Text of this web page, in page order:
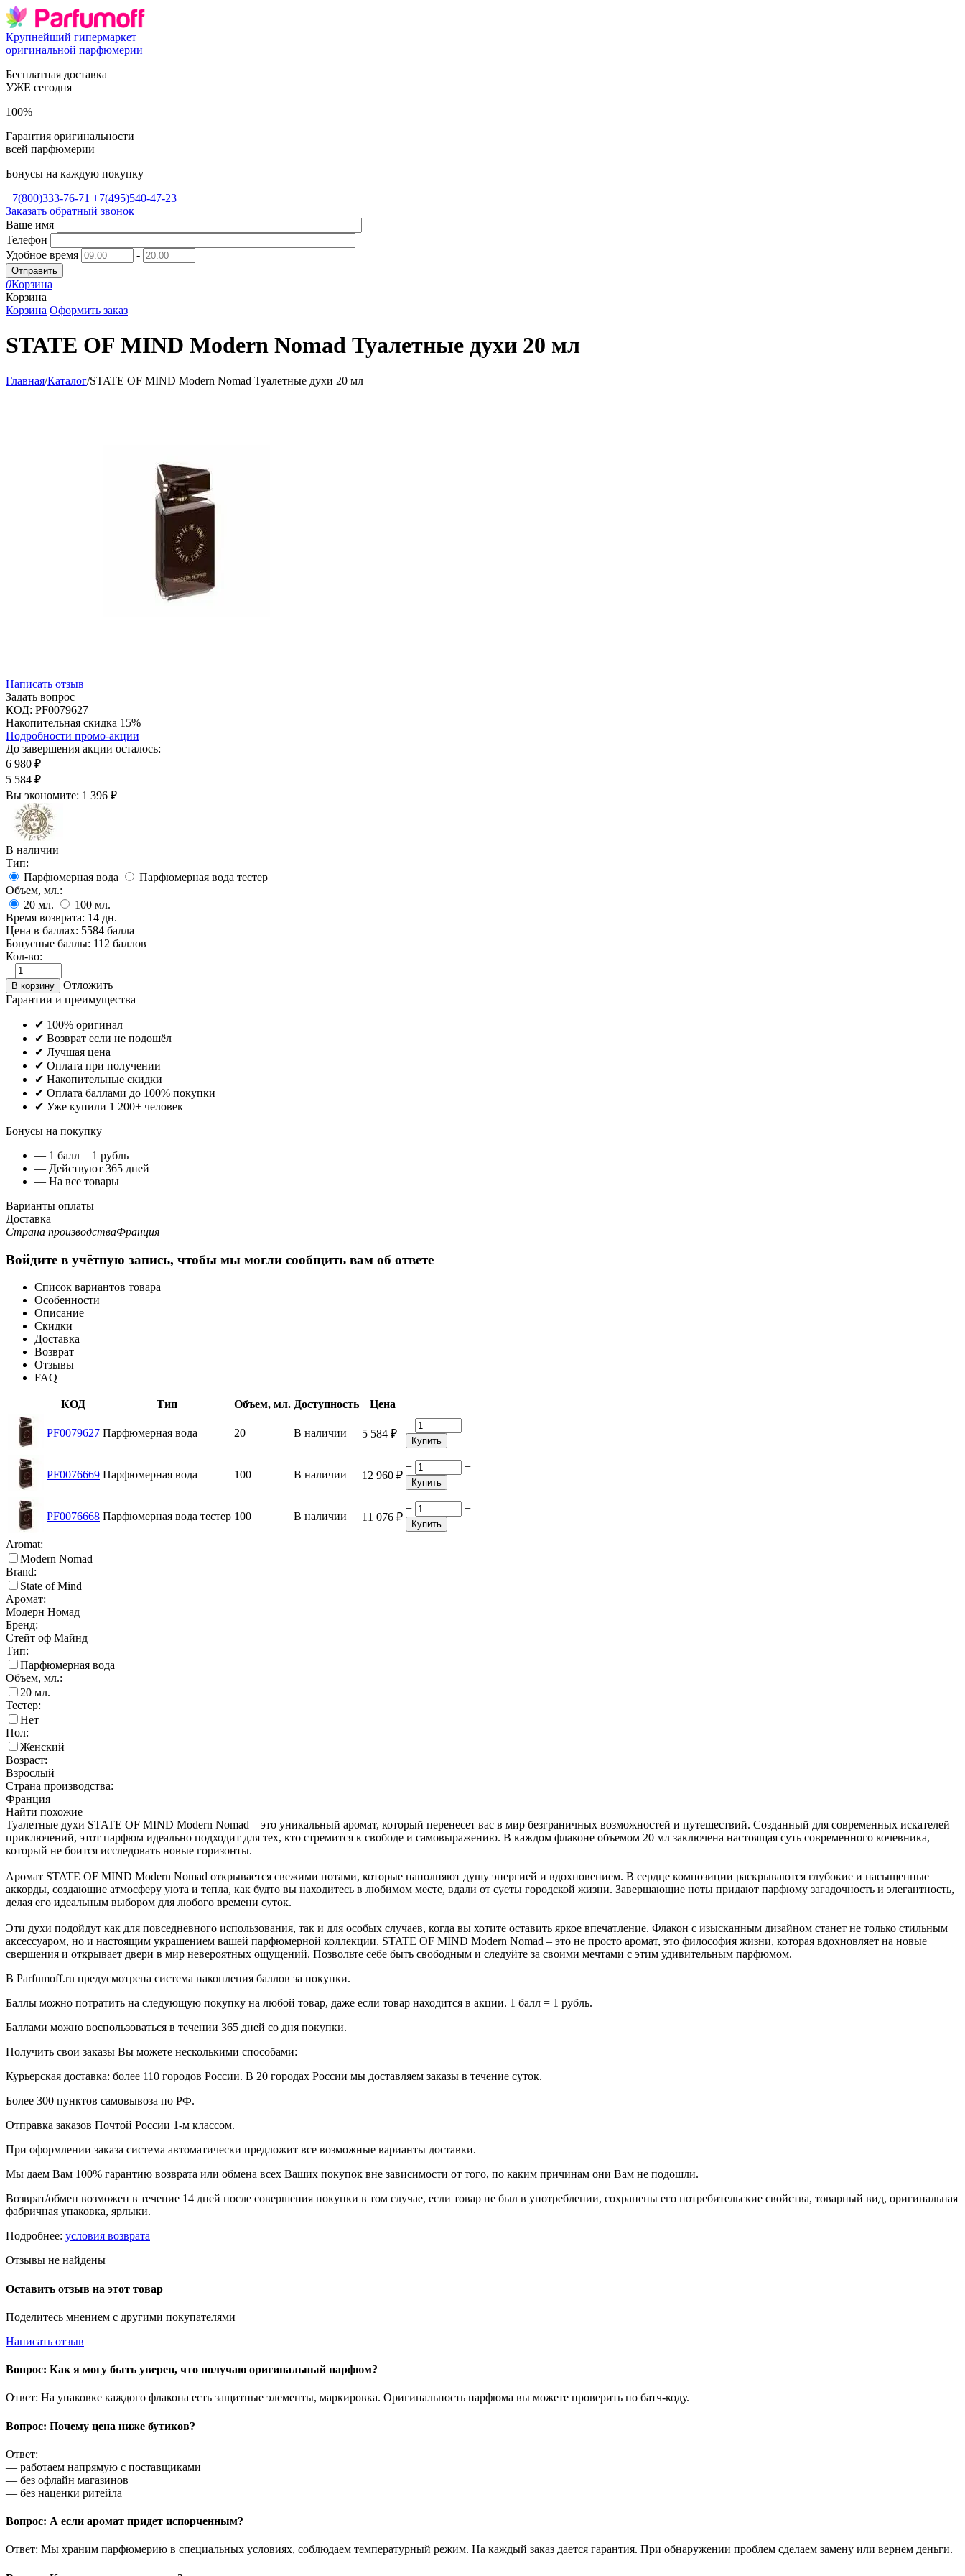
Крупнейший гипермаркет
оригинальной парфюмерии
Бесплатная доставка
УЖЕ сегодня
100%
Гарантия оригинальности
всей парфюмерии
Бонусы на каждую покупку
+7(800)333-76-71 +7(495)540-47-23
Заказать обратный звонок
Ваше имя
Телефон
Удобное время
-
Отправить
0Корзина
Корзина
Корзина Оформить заказ
STATE OF MIND Modern Nomad Туалетные духи 20 мл
Главная/Каталог/STATE OF MIND Modern Nomad Туалетные духи 20 мл
Написать отзыв
Задать вопрос
КОД: PF0079627
Накопительная скидка 15%
Подробности промо-акции
До завершения акции осталось:
6 980 ₽
5 584 ₽
Вы экономите: 1 396 ₽
В наличии
Тип:
Парфюмерная вода
Парфюмерная вода тестер
Объем, мл.:
20 мл. 100 мл.
Время возврата: 14 дн.
Цена в баллах: 5584 балла
Бонусные баллы: 112 баллов
Кол-во:
+
−
В корзину
Отложить
Гарантии и преимущества
✔ 100% оригинал
✔ Возврат если не подошёл
✔ Лучшая цена
✔ Оплата при получении
✔ Накопительные скидки
✔ Оплата баллами до 100% покупки
✔ Уже купили 1 200+ человек
Бонусы на покупку
— 1 балл = 1 рубль
— Действуют 365 дней
— На все товары
Варианты оплаты
Доставка
Страна производстваФранция
Войдите в учётную запись, чтобы мы могли сообщить вам об ответе
Список вариантов товара
Особенности
Описание
Скидки
Доставка
Возврат
Отзывы
FAQ
КОД Тип Объем, мл. Доступность Цена
PF0079627 Парфюмерная вода 20 В наличии 5 584 ₽
+ −
Купить
PF0076669 Парфюмерная вода 100 В наличии 12 960 ₽
+ −
Купить
PF0076668 Парфюмерная вода тестер 100 В наличии 11 076 ₽
+ −
Купить
Aromat:
Modern Nomad
Brand:
State of Mind
Аромат:
Модерн Номад
Бренд:
Стейт оф Майнд
Тип:
Парфюмерная вода
Объем, мл.:
20 мл.
Тестер:
Нет
Пол:
Женский
Возраст:
Взрослый
Страна производства:
Франция
Найти похожие
Туалетные духи STATE OF MIND Modern Nomad – это уникальный аромат, который перенесет вас в мир безграничных возможностей и путешествий. Созданный для современных искателей
приключений, этот парфюм идеально подходит для тех, кто стремится к свободе и самовыражению. В каждом флаконе объемом 20 мл заключена настоящая суть современного кочевника,
который не боится исследовать новые горизонты.
Аромат STATE OF MIND Modern Nomad открывается свежими нотами, которые наполняют душу энергией и вдохновением. В сердце композиции раскрываются глубокие и насыщенные
аккорды, создающие атмосферу уюта и тепла, как будто вы находитесь в любимом месте, вдали от суеты городской жизни. Завершающие ноты придают парфюму загадочность и элегантность,
делая его идеальным выбором для любого времени суток.
Эти духи подойдут как для повседневного использования, так и для особых случаев, когда вы хотите оставить яркое впечатление. Флакон с изысканным дизайном станет не только стильным
аксессуаром, но и настоящим украшением вашей парфюмерной коллекции. STATE OF MIND Modern Nomad – это не просто аромат, это философия жизни, которая вдохновляет на новые
свершения и открывает двери в мир невероятных ощущений. Позвольте себе быть свободным и следуйте за своими мечтами с этим удивительным парфюмом.
В Parfumoff.ru предусмотрена система накопления баллов за покупки.
Баллы можно потратить на следующую покупку на любой товар, даже если товар находится в акции. 1 балл = 1 рубль.
Баллами можно воспользоваться в течении 365 дней со дня покупки.
Получить свои заказы Вы можете несколькими способами:
Курьерская доставка: более 110 городов России. В 20 городах России мы доставляем заказы в течение суток.
Более 300 пунктов самовывоза по РФ.
Отправка заказов Почтой России 1-м классом.
При оформлении заказа система автоматически предложит все возможные варианты доставки.
Мы даем Вам 100% гарантию возврата или обмена всех Ваших покупок вне зависимости от того, по каким причинам они Вам не подошли.
Возврат/обмен возможен в течение 14 дней после совершения покупки в том случае, если товар не был в употреблении, сохранены его потребительские свойства, товарный вид, оригинальная
фабричная упаковка, ярлыки.
Подробнее: условия возврата
Отзывы не найдены
Оставить отзыв на этот товар
Поделитесь мнением с другими покупателями
Написать отзыв
Вопрос: Как я могу быть уверен, что получаю оригинальный парфюм?
Ответ: На упаковке каждого флакона есть защитные элементы, маркировка. Оригинальность парфюма вы можете проверить по батч-коду.
Вопрос: Почему цена ниже бутиков?
Ответ:
— работаем напрямую с поставщиками
— без офлайн магазинов
— без наценки ритейла
Вопрос: А если аромат придет испорченным?
Ответ: Мы храним парфюмерию в специальных условиях, соблюдаем температурный режим. На каждый заказ дается гарантия. При обнаружении проблем сделаем замену или вернем деньги.